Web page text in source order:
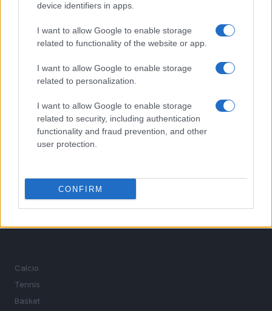
device identifiers in apps.
I want to allow Google to enable storage
related to functionality of the website or app.
I want to allow Google to enable storage
related to personalization.
I want to allow Google to enable storage
related to security, including authentication
functionality and fraud prevention, and other
user protection.
CONFIRM
Esports World Cup 2026: risultati, vincitori e
Sportmagazine: notizie, approfondimenti e classifiche su
nazionali e internazionali, gli highlight delle partite, le
interviste ai protagonisti e i risultati in tempo reale di tutte
le discipline che fanno emozionare gli appassionati di
Calcio
Tennis
Basket